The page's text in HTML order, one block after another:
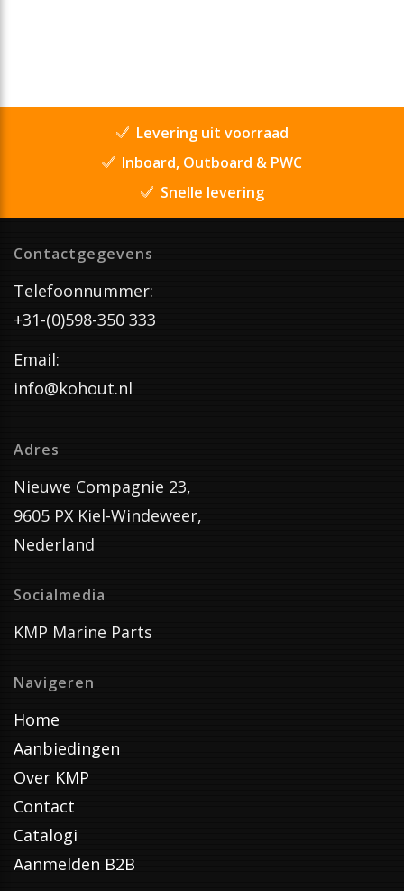
Levering uit voorraad
Inboard, Outboard & PWC
Snelle levering
Contactgegevens
Telefoonnummer:
+31-(0)598-350 333
Email:
info@kohout.nl
Adres
Nieuwe Compagnie 23,
9605 PX Kiel-Windeweer,
Nederland
Socialmedia
KMP Marine Parts
Navigeren
Home
Aanbiedingen
Over KMP
Contact
Catalogi
Aanmelden B2B